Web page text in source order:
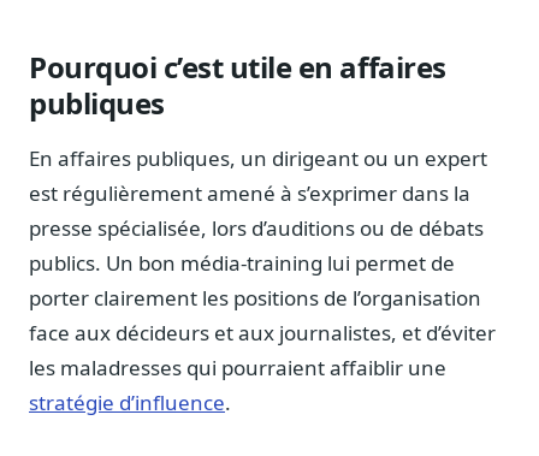
Sécurité
Hébergement européen, RGPD
Presse
Kit média, contacts
Pourquoi c’est utile en affaires
publiques
En affaires publiques, un dirigeant ou un expert
est régulièrement amené à s’exprimer dans la
presse spécialisée, lors d’auditions ou de débats
publics. Un bon média-training lui permet de
porter clairement les positions de l’organisation
face aux décideurs et aux journalistes, et d’éviter
les maladresses qui pourraient affaiblir une
stratégie d’influence.